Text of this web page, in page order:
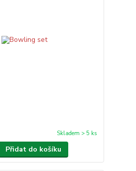
Skladem > 5 ks
Přidat do košíku